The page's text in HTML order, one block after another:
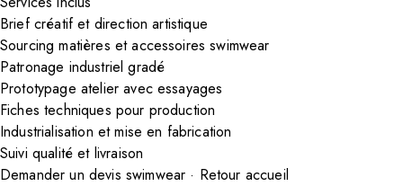
Brief créatif et direction artistique
Sourcing matières et accessoires swimwear
Patronage industriel gradé
Prototypage atelier avec essayages
Fiches techniques pour production
Industrialisation et mise en fabrication
Suivi qualité et livraison
Demander un devis swimwear · Retour accueil